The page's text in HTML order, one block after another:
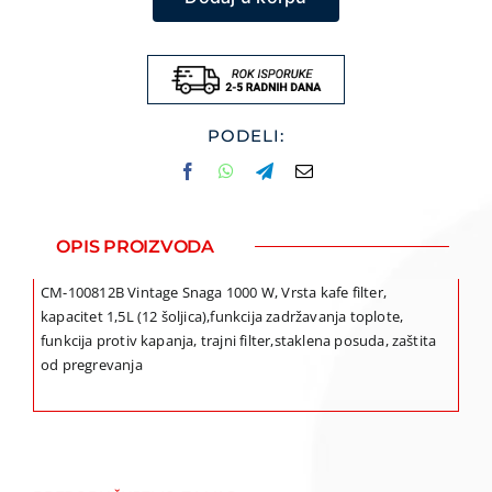
za
filter
kafu
CM-
100812B
količina
PODELI:
OPIS PROIZVODA
CM-100812B Vintage Snaga 1000 W, Vrsta kafe filter,
kapacitet 1,5L (12 šoljica),funkcija zadržavanja toplote,
funkcija protiv kapanja, trajni filter,staklena posuda, zaštita
od pregrevanja